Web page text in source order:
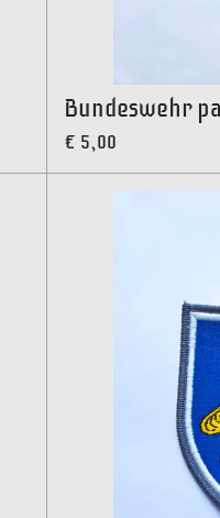
Bundeswehr
€ 5,00